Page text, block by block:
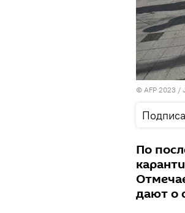
© AFP 2023 /
По
дают о